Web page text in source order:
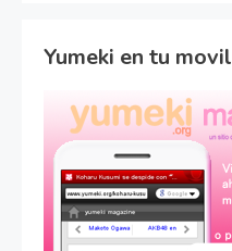
Yumeki en tu movil